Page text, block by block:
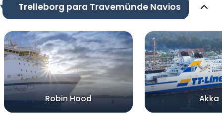
Trelleborg para Travemünde Navios
Robin Hood Akka